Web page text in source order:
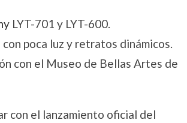
LYT-701 y LYT-600.
poca luz y retratos dinámicos.
con el Museo de Bellas Artes de
con el lanzamiento oficial del